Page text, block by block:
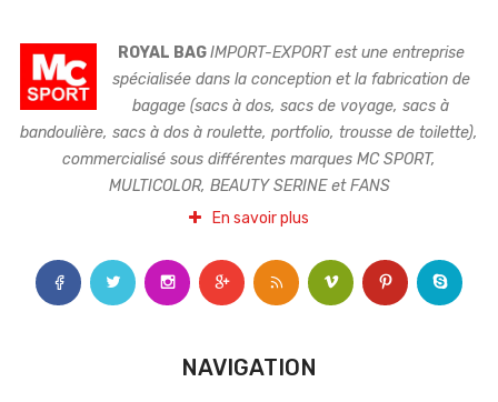
ROYAL BAGIMPORT-EXPORT est une entreprise
spécialisée dans la conception et la fabrication de
bagage (sacs à dos, sacs de voyage, sacs à
bandoulière, sacs à dos à roulette, portfolio, trousse de toilette),
commercialisé sous différentes marques MC SPORT,
MULTICOLOR, BEAUTY SERINE et FANS
En savoir plus
NAVIGATION